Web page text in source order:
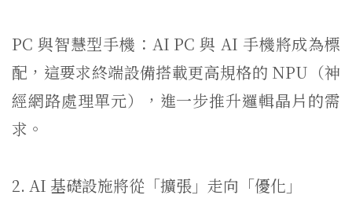
PC 與智慧型手機：AI PC 與 AI 手機將成為標
配，這要求終端設備搭載更高規格的 NPU（神
經網路處理單元），進一步推升邏輯晶片的需
求。
2. AI 基礎設施將從「擴張」走向「優化」